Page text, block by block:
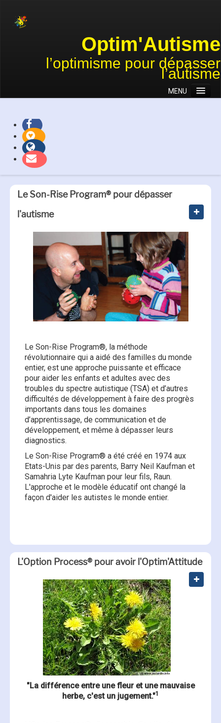
Optim'Autisme
l’optimisme pour dépasser
l’autisme
MENU
Association
Approches
Actions et projets
Nous soutenir
Le Son-Rise Program® pour dépasser
l'autisme
Le Son-Rise Program®, la méthode
révolutionnaire qui a aidé des familles du monde
entier, est une approche puissante et efficace
pour aider les enfants et adultes avec des
troubles du spectre autistique (TSA) et d’autres
difficultés de développement à faire des progrès
importants dans tous les domaines
d’apprentissage, de communication et de
développement, et même à dépasser leurs
diagnostics.
Le Son-Rise Program® a été créé en 1974 aux
Etats-Unis par des parents, Barry Neil Kaufman et
Samahria Lyte Kaufman pour leur fils, Raun.
L'approche et le modèle éducatif ont changé la
façon d'aider les autistes le monde entier.
d'Optim'Autisme
Autour du Son-Rise Program®
Le Son-Rise Program® :
introduction
Le Son-Rise Program® :
qu'est-ce que c'est ?
Vidéos
Son-Rise Program : Témoignages des
L'Option Process® pour avoir l'Optim'Attitude
"La différence entre une fleur et une mauvaise
herbe, c'est un jugement."1